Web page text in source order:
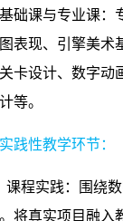
础课与专业课：
表现、引擎美术
卡设计、数字动
等。
践性教学环节：
课程实践：围绕
将真实项目融入